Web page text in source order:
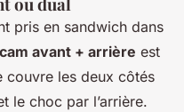
pris en sandwich dans
avant + arrière est
couvre les deux côtés
le choc par l’arrière.